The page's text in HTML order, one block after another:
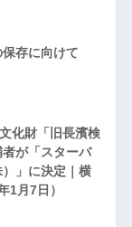
存に向けて
化財「旧長濱検
が「スターバ
」に決定｜横
1月7日）